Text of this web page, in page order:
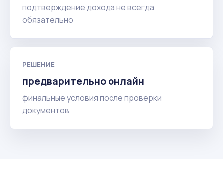
подтверждение дохода не всегда
обязательно
РЕШЕНИЕ
предварительно онлайн
финальные условия после проверки
документов